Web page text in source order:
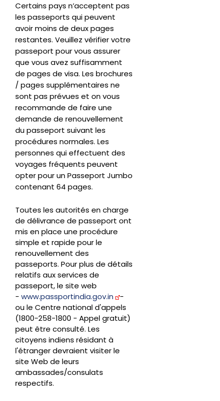
Certains pays n’acceptent pas
les passeports qui peuvent
avoir moins de deux pages
restantes. Veuillez vérifier votre
passeport pour vous assurer
que vous avez suffisamment
de pages de visa. Les brochures
/ pages supplémentaires ne
sont pas prévues et on vous
recommande de faire une
demande de renouvellement
du passeport suivant les
procédures normales. Les
personnes qui effectuent des
voyages fréquents peuvent
opter pour un Passeport Jumbo
contenant 64 pages.
Toutes les autorités en charge
de délivrance de passeport ont
mis en place une procédure
simple et rapide pour le
renouvellement des
passeports. Pour plus de détails
relatifs aux services de
passeport, le site web
- www.passportindia.gov.in
-
ou le Centre national d'appels
(1800-258-1800 - Appel gratuit)
peut être consulté. Les
citoyens indiens résidant à
l'étranger devraient visiter le
site Web de leurs
ambassades/consulats
respectifs.